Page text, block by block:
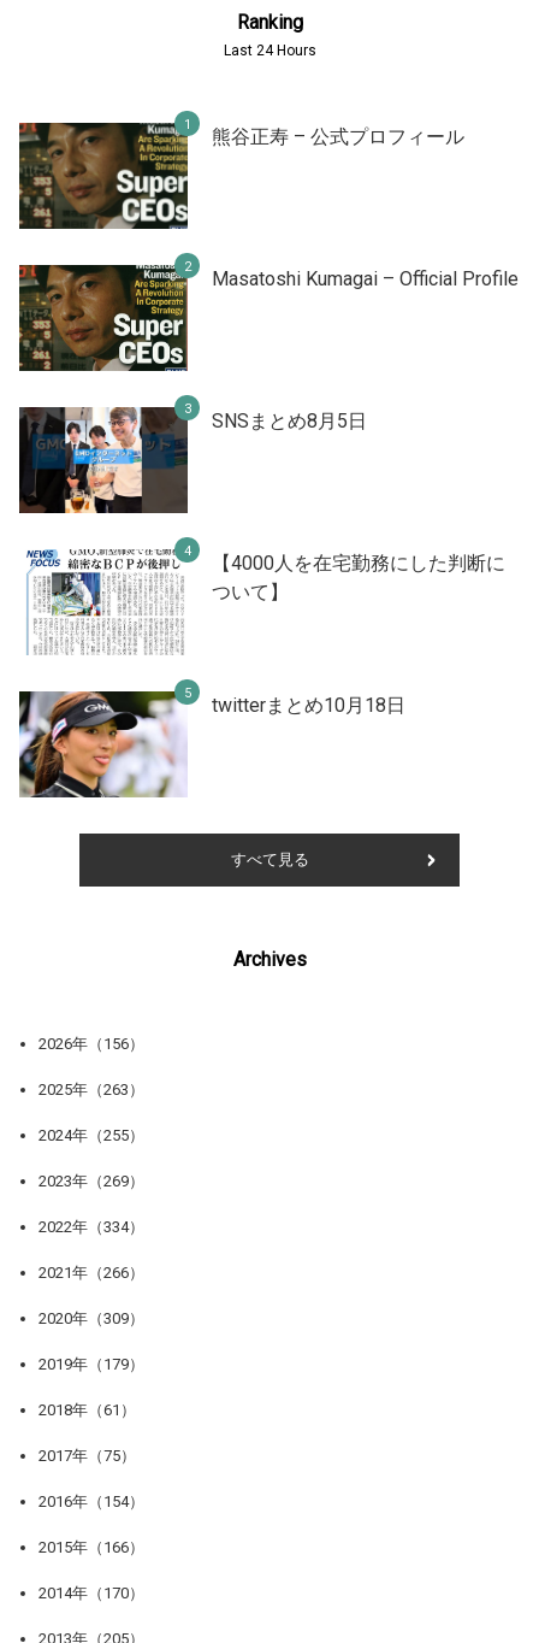
Ranking
Last 24 Hours
熊谷正寿 – 公式プロフィール
Masatoshi Kumagai – Official Profile
SNSまとめ8月5日
【4000人を在宅勤務にした判断に
ついて】
twitterまとめ10月18日
すべて見る
Archives
2026年（156）
2025年（263）
2024年（255）
2023年（269）
2022年（334）
2021年（266）
2020年（309）
2019年（179）
2018年（61）
2017年（75）
2016年（154）
2015年（166）
2014年（170）
2013年（205）